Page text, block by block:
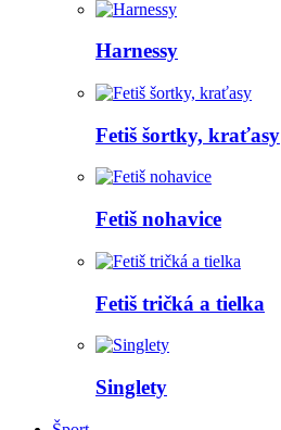
Harnessy
Fetiš šortky, kraťasy
Fetiš nohavice
Fetiš tričká a tielka
Singlety